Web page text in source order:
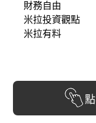
財務自由
米拉投資觀點
米拉有料